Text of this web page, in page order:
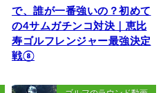
で、誰が一番強いの？初めて
の4サムガチンコ対決｜恵比
寿ゴルフレンジャー最強決定
戦⑧